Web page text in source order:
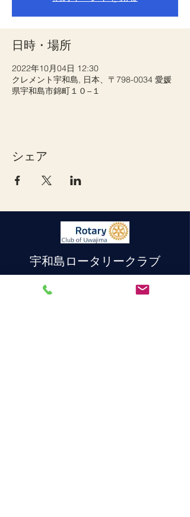
日時・場所
2022年10月04日 12:30
クレメント宇和島, 日本、〒798-0034 愛媛
県宇和島市錦町１０−１
シェア
宇和島ロータリークラブ